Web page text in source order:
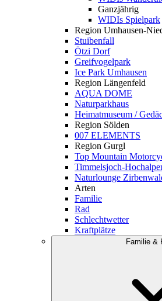
Ganzjährig
WIDIs Spielpark
Region Umhausen-
Stuibenfall
Ötzi Dorf
Greifvogelpark
Ice Park Umhausen
Region Längenfeld
AQUA DOME
Naturparkhaus
Heimatmuseum /
Region Sölden
007 ELEMENTS
Region Gurgl
Top Mountain
Timmelsjoch-
Naturlounge
Arten
Familie
Rad
Schlechtwetter
Kraftplätze
Familie &